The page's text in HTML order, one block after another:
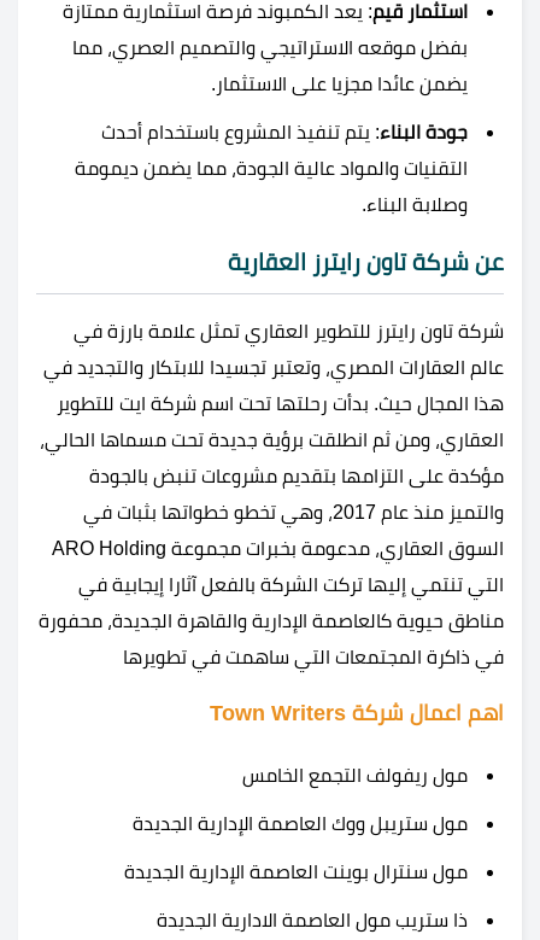
استثمار قيم: يعد الكمبوند فرصة استثمارية ممتازة
بفضل موقعه الاستراتيجي والتصميم العصري، مما
يضمن عائدا مجزيا على الاستثمار.
جودة البناء: يتم تنفيذ المشروع باستخدام أحدث
التقنيات والمواد عالية الجودة، مما يضمن ديمومة
وصلابة البناء.
عن شركة تاون رايترز العقارية
شركة تاون رايترز للتطوير العقاري تمثل علامة بارزة في
عالم العقارات المصري، وتعتبر تجسيدا للابتكار والتجديد في
هذا المجال حيث. بدأت رحلتها تحت اسم شركة ايت للتطوير
العقاري، ومن ثم انطلقت برؤية جديدة تحت مسماها الحالي،
مؤكدة على التزامها بتقديم مشروعات تنبض بالجودة
والتميز منذ عام 2017، وهي تخطو خطواتها بثبات في
السوق العقاري، مدعومة بخبرات مجموعة ARO Holding
التي تنتمي إليها تركت الشركة بالفعل آثارا إيجابية في
مناطق حيوية كالعاصمة الإدارية والقاهرة الجديدة، محفورة
في ذاكرة المجتمعات التي ساهمت في تطويرها
اهم اعمال شركة Town Writers
مول ريفولف التجمع الخامس
مول ستريبل ووك العاصمة الإدارية الجديدة
مول سنترال بوينت العاصمة الإدارية الجديدة
ذا ستريب مول العاصمة الادارية الجديدة